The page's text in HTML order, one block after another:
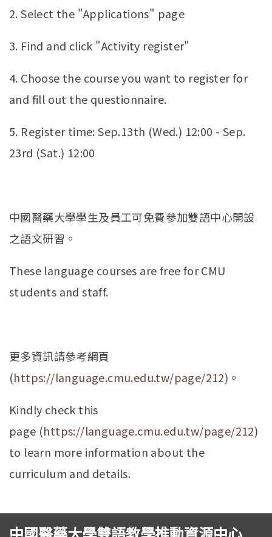
2. Select the "Applications" page
3. Find and click "Activity register"
4. Choose the course you want to register for
and fill out the questionnaire.
5. Register time: Sep.13th (Wed.) 12:00 - Sep.
23rd (Sat.) 12:00
中國醫藥大學學生及員工可免費參加雙語中心開設
之語文研習。
These language courses are free for CMU
students and staff.
更多資訊請參考網頁
(https://language.cmu.edu.tw/page/212) 。
Kindly check this
page (https://language.cmu.edu.tw/page/212)
to learn more information about the
curriculum and details.